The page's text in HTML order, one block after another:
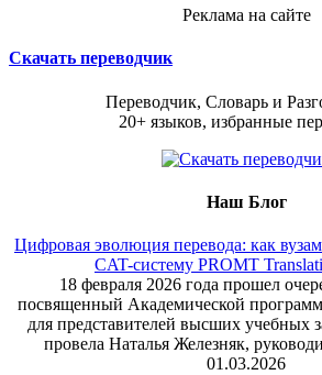
Реклама на сайте
Скачать переводчик
Переводчик, Словарь и
20+ языков, избранные
Наш Блог
Цифровая эволюция перевода: как
CAT-систему PROMT
18 февраля 2026 года прошел
посвященный Академической
для представителей высших учебных
провела Наталья Железняк,
01.03.2026